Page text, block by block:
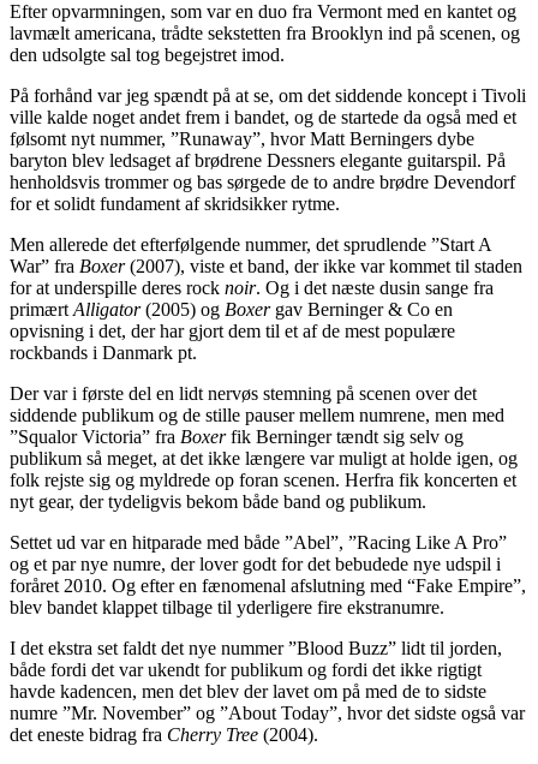
Efter opvarmningen, som var en duo fra Vermont med en kantet og
lavmælt americana, trådte sekstetten fra Brooklyn ind på scenen, og
den udsolgte sal tog begejstret imod.
På forhånd var jeg spændt på at se, om det siddende koncept i Tivoli
ville kalde noget andet frem i bandet, og de startede da også med et
følsomt nyt nummer, ”Runaway”, hvor Matt Berningers dybe
baryton blev ledsaget af brødrene Dessners elegante guitarspil. På
henholdsvis trommer og bas sørgede de to andre brødre Devendorf
for et solidt fundament af skridsikker rytme.
Men allerede det efterfølgende nummer, det sprudlende ”Start A
War” fra Boxer(2007), viste et band, der ikke var kommet til staden
for at underspille deres rock noir. Og i det næste dusin sange fra
primært Alligator(2005) og Boxergav Berninger & Co en
opvisning i det, der har gjort dem til et af de mest populære
rockbands i Danmark pt.
Der var i første del en lidt nervøs stemning på scenen over det
siddende publikum og de stille pauser mellem numrene, men med
”Squalor Victoria” fra Boxerfik Berninger tændt sig selv og
publikum så meget, at det ikke længere var muligt at holde igen, og
folk rejste sig og myldrede op foran scenen. Herfra fik koncerten et
nyt gear, der tydeligvis bekom både band og publikum.
Settet ud var en hitparade med både ”Abel”, ”Racing Like A Pro”
og et par nye numre, der lover godt for det bebudede nye udspil i
foråret 2010. Og efter en fænomenal afslutning med “Fake Empire”,
blev bandet klappet tilbage til yderligere fire ekstranumre.
I det ekstra set faldt det nye nummer ”Blood Buzz” lidt til jorden,
både fordi det var ukendt for publikum og fordi det ikke rigtigt
havde kadencen, men det blev der lavet om på med de to sidste
numre ”Mr. November” og ”About Today”, hvor det sidste også var
det eneste bidrag fra Cherry Tree (2004).